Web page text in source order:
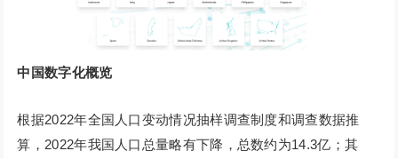
中国数字化概览
根据2022年全国人口变动情况抽样调查制度和调查数据推
算，2022年我国人口总量略有下降，总数约为14.3亿；其